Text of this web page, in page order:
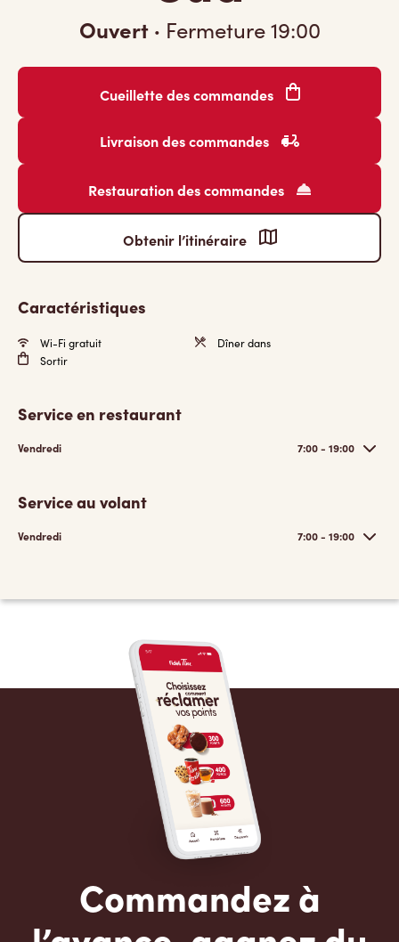
Ouvert · Fermeture19:00
Cueillette des commandes
Livraison des commandes
Restauration des commandes
Obtenir l’itinéraire
Caractéristiques
Wi-Fi gratuit
Dîner dans
Sortir
Service en restaurant
Vendredi 7:00 - 19:00
Service au volant
Vendredi 7:00 - 19:00
Commandez à